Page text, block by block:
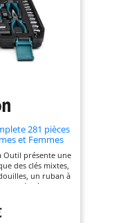
281 pièces
et Femmes
Ensemble de
Tournevis Clé
Pinces
Outil présente une
des clés mixtes,
un ruban à
à prise
un contrôle
Chaque outil est
évitant tout